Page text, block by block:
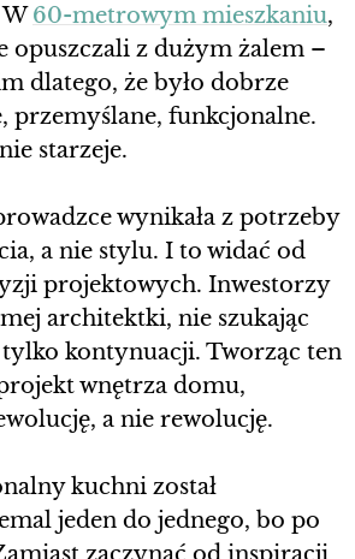
60-metrowym mieszkaniu,
opuszczali z dużym żalem –
dlatego, że było dobrze
przemyślane, funkcjonalne.
starzeje.
wynikała z potrzeby
a nie stylu. I to widać od
projektowych. Inwestorzy
architektki, nie szukając
kontynuacji. Tworząc ten
wnętrza domu,
a nie rewolucję.
kuchni został
jeden do jednego, bo po